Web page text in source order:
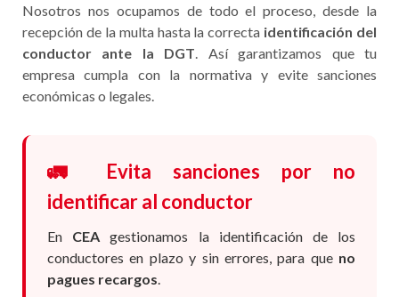
Nosotros nos ocupamos de todo el proceso, desde la
recepción de la multa hasta la correcta identificación del
conductor ante la DGT . Así garantizamos que tu
empresa cumpla con la normativa y evite sanciones
económicas o legales.
🚛 Evita sanciones por no
identificar al conductor
En CEA gestionamos la identificación de los
conductores en plazo y sin errores, para que no
pagues recargos